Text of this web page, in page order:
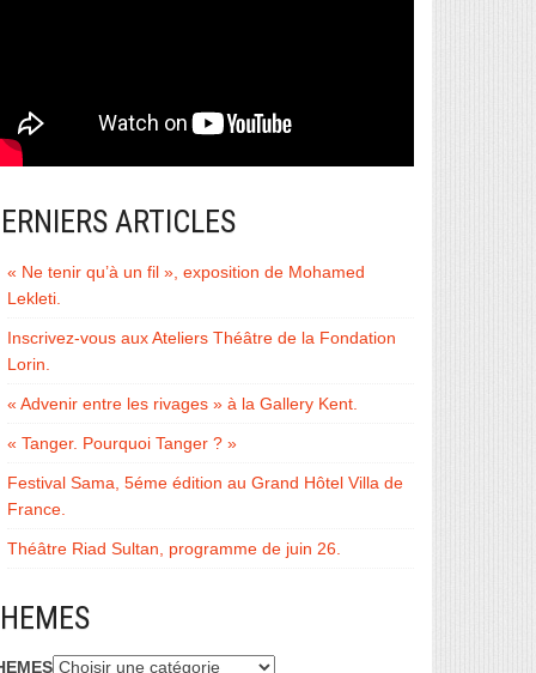
ARTICLES
« Ne tenir qu’à un fil », exposition de Mohamed
Lekleti.
Inscrivez-vous aux Ateliers Théâtre de la Fondation
Lorin.
« Advenir entre les rivages » à la Gallery Kent.
« Tanger. Pourquoi Tanger ? »
Festival Sama, 5éme édition au Grand Hôtel Villa de
France.
Théâtre Riad Sultan, programme de juin 26.